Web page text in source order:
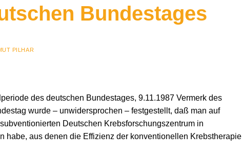
Bundestages
PILHAR
des deutschen Bundestages, 9.11.1987 Vermerk des
wurde – unwidersprochen – festgestellt, daß man auf
Deutschen Krebsforschungszentrum in
habe, aus denen die Effizienz der konventionellen Krebstherapie